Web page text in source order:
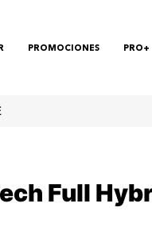
PROMOCIONES PRO+
Full